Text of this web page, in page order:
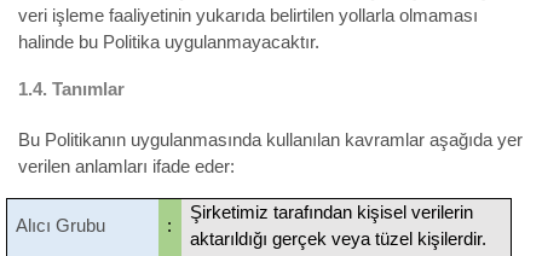
veri işleme faaliyetinin yukarıda belirtilen yollarla olmaması
halinde bu Politika uygulanmayacaktır.
1.4. Tanımlar
Bu Politikanın uygulanmasında kullanılan kavramlar aşağıda yer
verilen anlamları ifade eder:
Alıcı Grubu :
Şirketimiz tarafından kişisel verilerin
aktarıldığı gerçek veya tüzel kişilerdir.